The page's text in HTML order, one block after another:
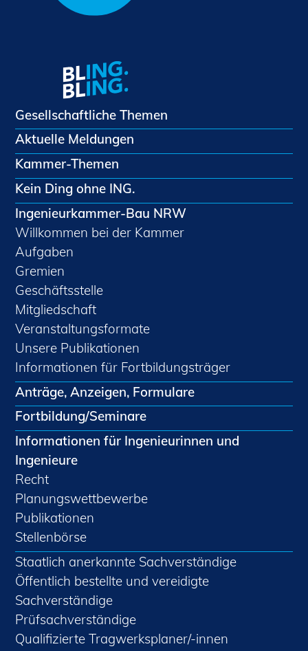
Gesellschaftliche Themen
Aktuelle Meldungen
Kammer-Themen
Kein Ding ohne ING.
Ingenieurkammer-Bau NRW
Willkommen bei der Kammer
Aufgaben
Gremien
Geschäftsstelle
Mitgliedschaft
Veranstaltungsformate
Unsere Publikationen
Informationen für Fortbildungsträger
Anträge, Anzeigen, Formulare
Fortbildung/Seminare
Informationen für Ingenieurinnen und
Ingenieure
Recht
Planungswettbewerbe
Publikationen
Stellenbörse
Staatlich anerkannte Sachverständige
Öffentlich bestellte und vereidigte
Sachverständige
Prüfsachverständige
Qualifizierte Tragwerksplaner/-innen